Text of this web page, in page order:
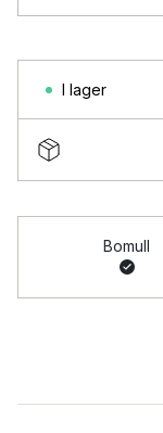
I lager
Bomull